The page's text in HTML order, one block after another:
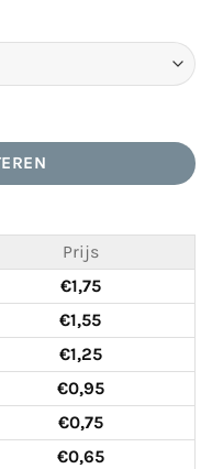
aantal
Prijs
€1,75
€1,55
€1,25
€0,95
€0,75
€0,65